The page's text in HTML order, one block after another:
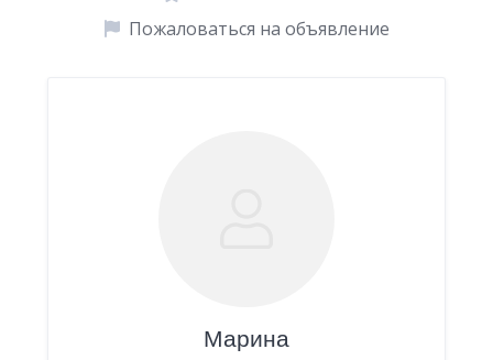
Пожаловаться на объявление
Марина